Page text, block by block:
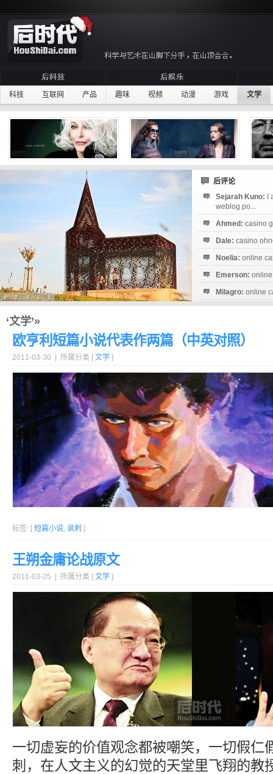
科技 互联网 产品 趣味 视频 动漫 游戏 文学
后评论
Sejarah Kuno:
weblog po...
Ahmed: casino
Dale: casino
Noelia: online
Emerson:
Milagro: online
‘文学’»
欧亨利短篇小说代表作两篇（中英对照）
2011-03-30 | 所属分类 [ 文学 ]
标签: [ 短篇小说, 讽刺 ]
王朔金庸论战原文
2011-03-25 | 所属分类 [ 文学 ]
一切虚妄的价值观念都被嘲笑，一切假仁
刺，在人文主义的幻觉的天堂里飞翔的教